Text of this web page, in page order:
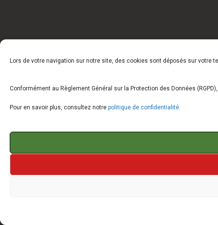
Lors de votre navigation sur notre site, des cookies sont déposés sur votre
Conformément au Règlement Général sur la Protection des Données
Pour en savoir plus, consultez notre politique de confidentialité.